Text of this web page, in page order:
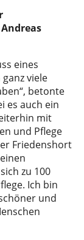
eines
viele
betonte
es auch ein
mit
und Pflege
Friedenshort
zu 100
Ich bin
und